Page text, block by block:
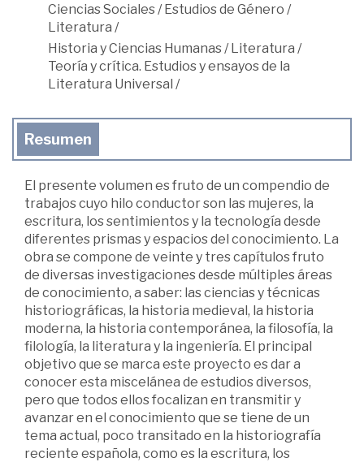
Ciencias Sociales /Estudios de Género /
Literatura /
Historia y Ciencias Humanas /Literatura /
Teoría y crítica. Estudios y ensayos de la
Literatura Universal /
Resumen
El presente volumen es fruto de un compendio de
trabajos cuyo hilo conductor son las mujeres, la
escritura, los sentimientos y la tecnología desde
diferentes prismas y espacios del conocimiento. La
obra se compone de veinte y tres capítulos fruto
de diversas investigaciones desde múltiples áreas
de conocimiento, a saber: las ciencias y técnicas
historiográficas, la historia medieval, la historia
moderna, la historia contemporánea, la filosofía, la
filología, la literatura y la ingeniería. El principal
objetivo que se marca este proyecto es dar a
conocer esta miscelánea de estudios diversos,
pero que todos ellos focalizan en transmitir y
avanzar en el conocimiento que se tiene de un
tema actual, poco transitado en la historiografía
reciente española, como es la escritura, los